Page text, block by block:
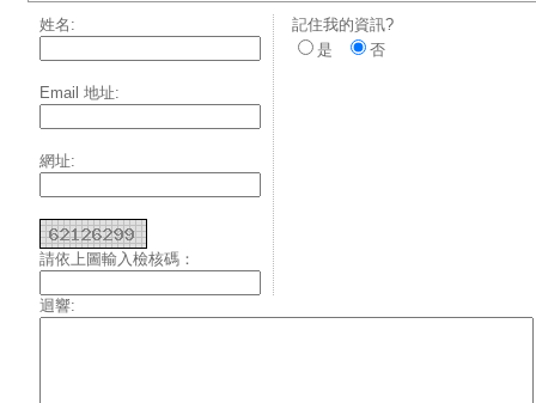
姓名:
Email 地址:
網址:
請依上圖輸入檢核碼：
記住我的資訊?
是
否
迴響: